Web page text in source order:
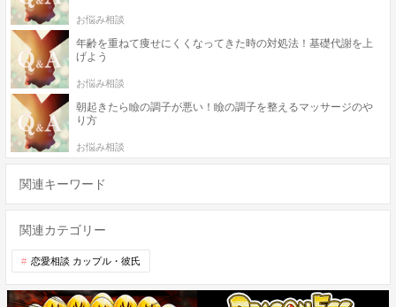
お悩み相談
年齢を重ねて痩せにくくなってきた時の対処法！基礎代謝を上
げよう
お悩み相談
朝起きたら瞼の調子が悪い！瞼の調子を整えるマッサージのや
り方
お悩み相談
関連キーワード
関連カテゴリー
恋愛相談 カップル・彼氏